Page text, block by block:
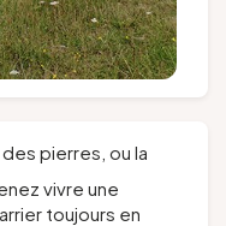
pierres, ou la
vivre une
toujours en